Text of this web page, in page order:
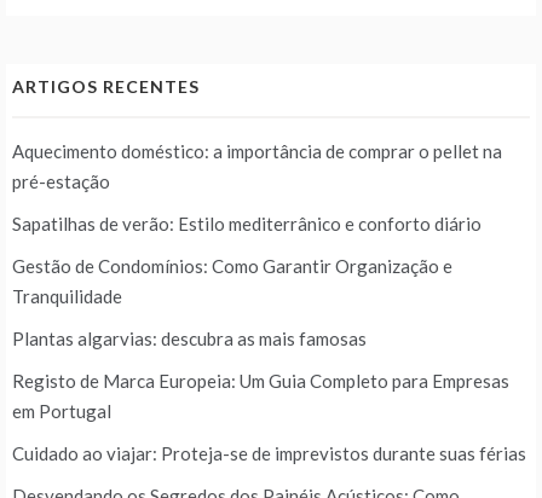
ARTIGOS RECENTES
Aquecimento doméstico: a importância de comprar o pellet na
pré-estação
Sapatilhas de verão: Estilo mediterrânico e conforto diário
Gestão de Condomínios: Como Garantir Organização e
Tranquilidade
Plantas algarvias: descubra as mais famosas
Registo de Marca Europeia: Um Guia Completo para Empresas
em Portugal
Cuidado ao viajar: Proteja-se de imprevistos durante suas férias